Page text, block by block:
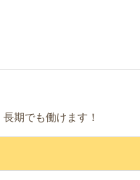
期でも働けます！